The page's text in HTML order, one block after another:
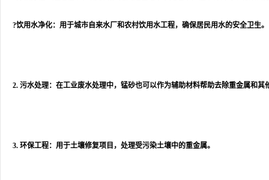
?饮用水净化：用于城市自来水厂和农村饮用水工程，确保居民用水的安全卫生。
2. 污水处理：在工业废水处理中，锰砂也可以作为辅助材料帮助去除重金属和其
3. 环保工程：用于土壤修复项目，处理受污染土壤中的重金属。